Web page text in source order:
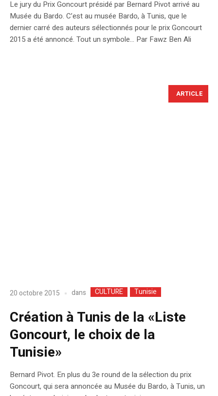
Le jury du Prix Goncourt présidé par Bernard Pivot arrivé au
Musée du Bardo. C’est au musée Bardo, à Tunis, que le
dernier carré des auteurs sélectionnés pour le prix Goncourt
2015 a été annoncé. Tout un symbole… Par Fawz Ben Ali
ARTICLE
20 octobre 2015 dans CULTURE Tunisie
Création à Tunis de la «Liste
Goncourt, le choix de la
Tunisie»
Bernard Pivot. En plus du 3e round de la sélection du prix
Goncourt, qui sera annoncée au Musée du Bardo, à Tunis, un